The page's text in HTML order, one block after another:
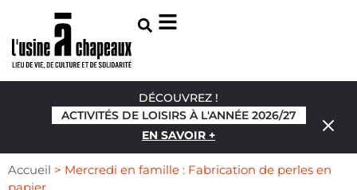
DÉCOUVREZ !
ACTIVITÉS DE LOISIRS À L'ANNÉE 2026/27
EN SAVOIR +
Accueil > Mercredi en famille : Fabrication de perles en